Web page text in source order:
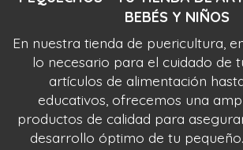
BEBÉS Y NIÑOS
En nuestra tienda de puericultura,
lo necesario para el cuidado de
artículos de alimentación
educativos, ofrecemos una
productos de calidad para
desarrollo óptimo de tu